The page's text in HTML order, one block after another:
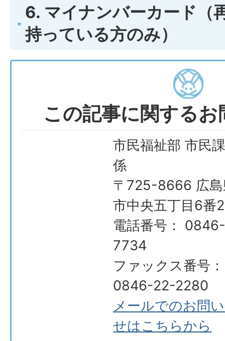
6. マイナンバーカード（
持っている方のみ）
この記事に関する
市民福祉部 市民
係
〒725-8666 広島
市中央五丁目6番
電話番号：
7734
ファックス番号：
0846-22-2280
メールでのお問
せはこちらから